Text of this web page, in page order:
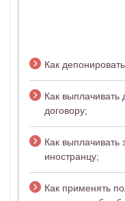
Как
Как выплачивать
договору;
Как выплачивать
иностранцу;
Как применять